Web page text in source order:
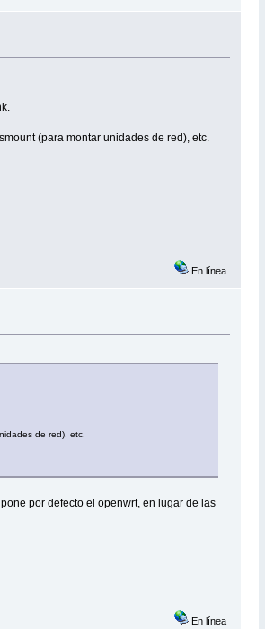
(para montar unidades de red), etc.
En línea
de red), etc.
por defecto el openwrt, en lugar de las
En línea